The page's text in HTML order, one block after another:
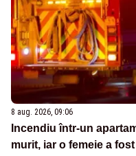
8 aug. 2026, 09:06
Incendiu într-un
murit, iar o femeie a